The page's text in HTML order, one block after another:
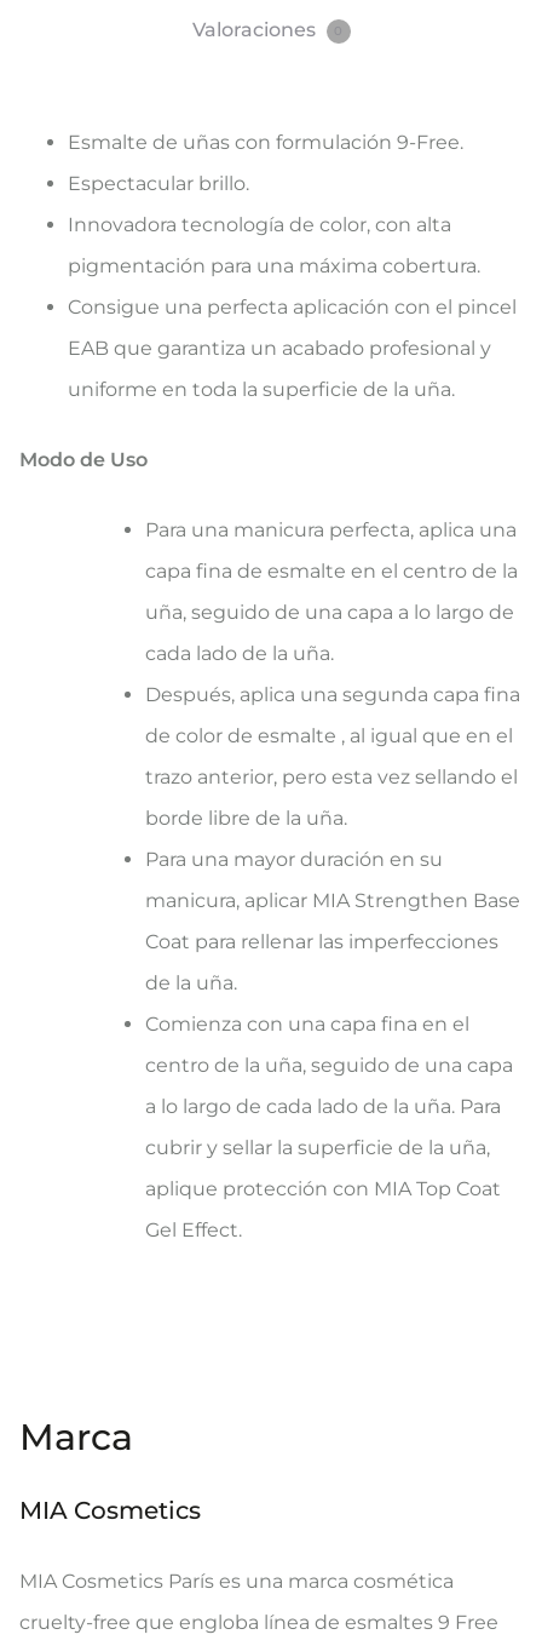
Valoraciones
Esmalte de uñas con formulación 9-Free.
Espectacular brillo.
Innovadora tecnología de color, con alta
pigmentación para una máxima cobertura.
Consigue una perfecta aplicación con el pincel
EAB que garantiza un acabado profesional y
uniforme en toda la superficie de la uña.
Modo de Uso
Para una manicura perfecta, aplica una
capa fina de esmalte en el centro de la
uña, seguido de una capa a lo largo de
cada lado de la uña.
Después, aplica una segunda capa fina
de color de esmalte , al igual que en el
trazo anterior, pero esta vez sellando el
borde libre de la uña.
Para una mayor duración en su
manicura, aplicar MIA Strengthen Base
Coat para rellenar las imperfecciones
de la uña.
Comienza con una capa fina en el
centro de la uña, seguido de una capa
a lo largo de cada lado de la uña. Para
cubrir y sellar la superficie de la uña,
aplique protección con MIA Top Coat
Gel Effect.
Marca
MIA Cosmetics
MIA Cosmetics París es una marca cosmética
cruelty-free que engloba línea de esmaltes 9 Free